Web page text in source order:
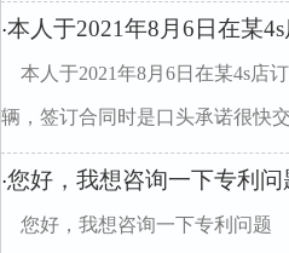
·本人于2021年8月6日在某
本人于2021年8月6日在某4s店
辆，签订合同时是口头承诺很快
·您好，我想咨询一下专利问
您好，我想咨询一下专利问题